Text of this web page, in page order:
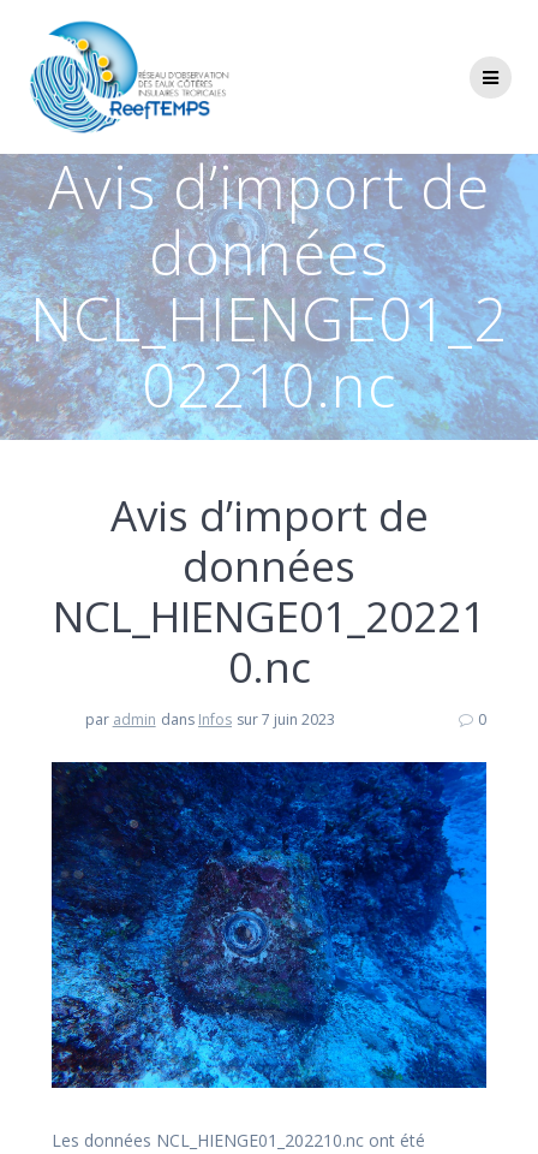
Avis d’import de
données
NCL_HIENGE01_2
02210.nc
Avis d’import de
données
NCL_HIENGE01_20221
0.nc
par admin dans Infos sur 7 juin 2023 0
Les données NCL_HIENGE01_202210.nc ont été